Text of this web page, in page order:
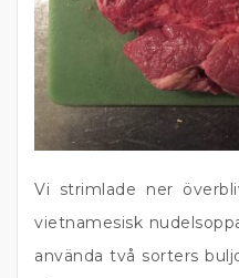
Vi strimlade ner
vietnamesisk
använda två sorters